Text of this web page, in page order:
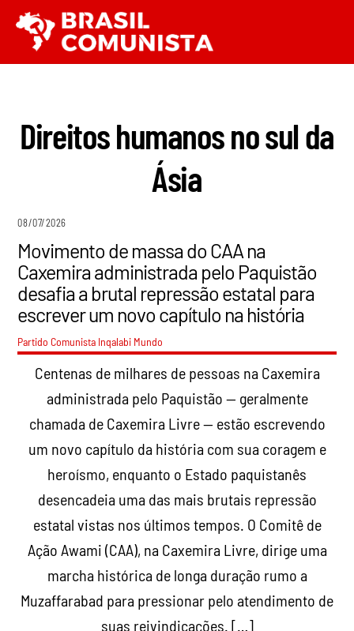
para
o
Direitos humanos no sul da
Ásia
08/07/2026
Movimento de massa do CAA na
Caxemira administrada pelo Paquistão
desafia a brutal repressão estatal para
escrever um novo capítulo na história
Partido Comunista Inqalabi Mundo
Centenas de milhares de pessoas na Caxemira
administrada pelo Paquistão — geralmente
chamada de Caxemira Livre — estão escrevendo
um novo capítulo da história com sua coragem e
heroísmo, enquanto o Estado paquistanês
desencadeia uma das mais brutais repressão
estatal vistas nos últimos tempos. O Comitê de
Ação Awami (CAA), na Caxemira Livre, dirige uma
marcha histórica de longa duração rumo a
Muzaffarabad para pressionar pelo atendimento de
suas reivindicações. […]